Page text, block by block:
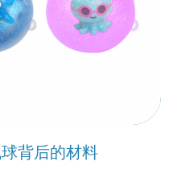
背后的材料